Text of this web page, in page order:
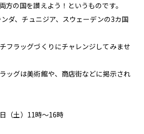
方の国を讃えよう！というものです。
ダ、チュニジア、スウェーデンの3カ国
フラッグづくりにチャレンジしてみませ
ッグは美術館や、商店街などに掲示され
（土）11時～16時